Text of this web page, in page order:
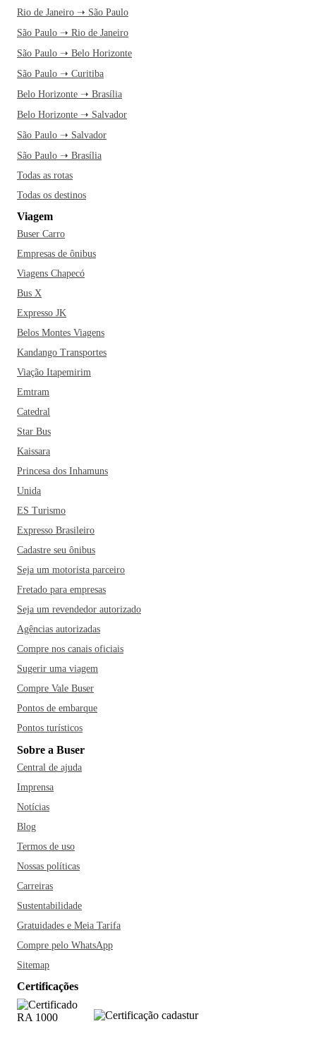
Rio de Janeiro ➝ São Paulo
São Paulo ➝ Rio de Janeiro
São Paulo ➝ Belo Horizonte
São Paulo ➝ Curitiba
Belo Horizonte ➝ Brasília
Belo Horizonte ➝ Salvador
São Paulo ➝ Salvador
São Paulo ➝ Brasília
Todas as rotas
Todas os destinos
Viagem
Buser Carro
Empresas de ônibus
Viagens Chapecó
Bus X
Expresso JK
Belos Montes Viagens
Kandango Transportes
Viação Itapemirim
Emtram
Catedral
Star Bus
Kaissara
Princesa dos Inhamuns
Unida
ES Turismo
Expresso Brasileiro
Cadastre seu ônibus
Seja um motorista parceiro
Fretado para empresas
Seja um revendedor autorizado
Agências autorizadas
Compre nos canais oficiais
Sugerir uma viagem
Compre Vale Buser
Pontos de embarque
Pontos turísticos
Sobre a Buser
Central de ajuda
Imprensa
Notícias
Blog
Termos de uso
Nossas políticas
Carreiras
Sustentabilidade
Gratuidades e Meia Tarifa
Compre pelo WhatsApp
Sitemap
Certificações